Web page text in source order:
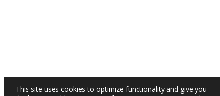
This site uses cookies to optimize functionality and give you